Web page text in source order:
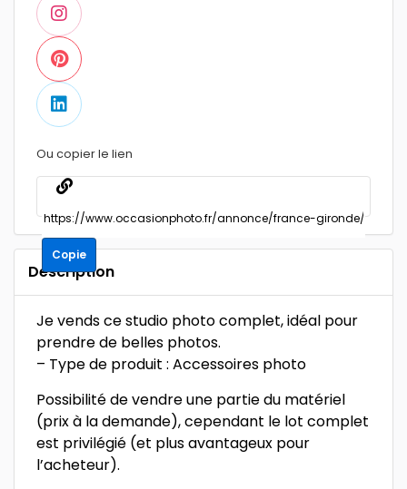
Ou copier le lien
Copie
Description
Je vends ce studio photo complet, idéal pour
prendre de belles photos.
– Type de produit : Accessoires photo
Possibilité de vendre une partie du matériel
(prix à la demande), cependant le lot complet
est privilégié (et plus avantageux pour
l’acheteur).